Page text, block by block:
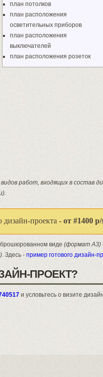
план потолков
план расположения
осветительных приборов
план расположения
выключателей
план расположения розеток
работ, входящих в состав
дизайн-проекта - от #1400
виде (формат А3)
. Здесь - пример готового дизайн-
ПРОЕКТ?
и условьтесь о визите